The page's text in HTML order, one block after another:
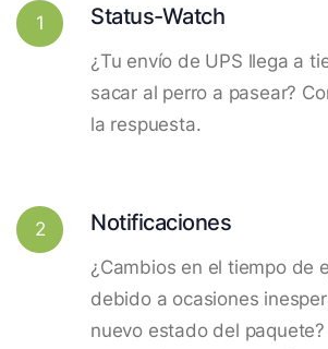
1 Status-Watch
¿Tu envío de UPS llega a
sacar al perro a pasear?
la respuesta.
2 Notificaciones
¿Cambios en el tiempo de
debido a ocasiones
nuevo estado del